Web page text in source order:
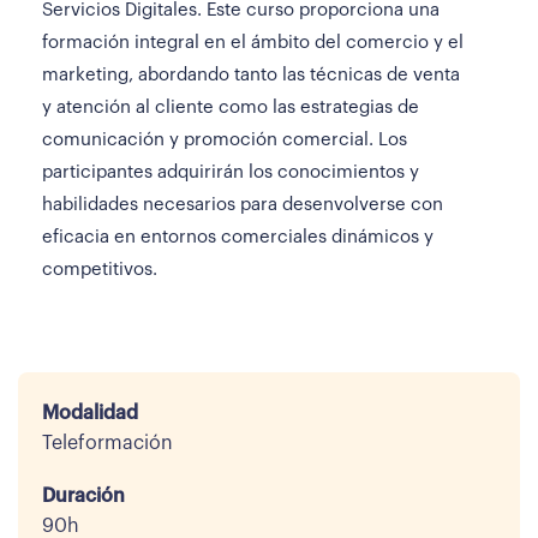
Servicios Digitales. Este curso proporciona una
formación integral en el ámbito del comercio y el
marketing, abordando tanto las técnicas de venta
y atención al cliente como las estrategias de
comunicación y promoción comercial. Los
participantes adquirirán los conocimientos y
habilidades necesarios para desenvolverse con
eficacia en entornos comerciales dinámicos y
competitivos.
Modalidad
Teleformación
Duración
90h